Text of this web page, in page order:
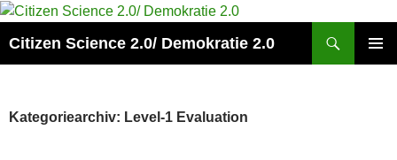
Zum
springen
Citizen Science 2.0/ Demokratie 2.0
Kategoriearchiv: Level-1 Evaluation